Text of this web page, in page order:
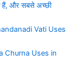
हैं, और सबसे अच्छी
Vati Uses
Churna Uses in